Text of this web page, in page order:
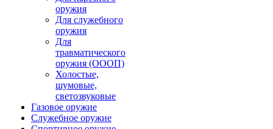
оружия
Для служебного
оружия
Для
травматического
оружия (ОООП)
Холостые,
шумовые,
светозвуковые
Газовое оружие
Служебное оружие